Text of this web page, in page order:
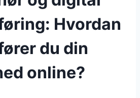
Hvordan
du din
online?